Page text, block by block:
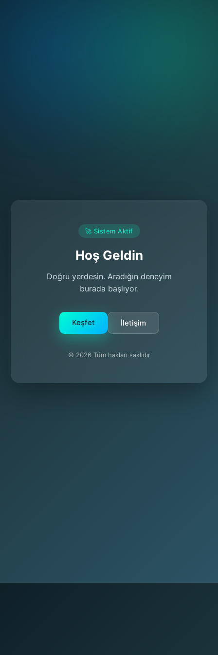
🚀 Sistem Aktif
Hoş Geldin
Doğru yerdesin. Aradığın deneyim
burada başlıyor.
Keşfet İletişim
© 2026 Tüm hakları saklıdır